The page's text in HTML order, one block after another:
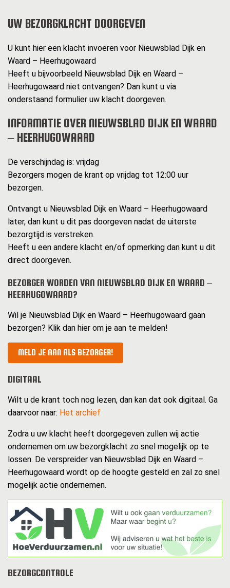
UW BEZORGKLACHT DOORGEVEN
U kunt hier een klacht invoeren voor Nieuwsblad Dijk en
Waard – Heerhugowaard
Heeft u bijvoorbeeld Nieuwsblad Dijk en Waard –
Heerhugowaard niet ontvangen? Dan kunt u via
onderstaand formulier uw klacht doorgeven.
INFORMATIE OVER NIEUWSBLAD DIJK EN WAARD
– HEERHUGOWAARD
De verschijndag is: vrijdag
Bezorgers mogen de krant op vrijdag tot 12:00 uur
bezorgen.
Ontvangt u Nieuwsblad Dijk en Waard – Heerhugowaard
later, dan kunt u dit pas doorgeven nadat de uiterste
bezorgtijd is verstreken.
Heeft u een andere klacht en/of opmerking dan kunt u dit
direct doorgeven.
BEZORGER WORDEN VAN NIEUWSBLAD DIJK EN WAARD –
HEERHUGOWAARD?
Wil je Nieuwsblad Dijk en Waard – Heerhugowaard gaan
bezorgen? Klik dan hier om je aan te melden!
MELD JE AAN ALS BEZORGER!
DIGITAAL
Wilt u de krant toch nog lezen, dan kan dat ook digitaal. Ga
daarvoor naar: Het archief
Zodra u uw klacht heeft doorgegeven zullen wij actie
ondernemen om uw bezorgklacht zo snel mogelijk op te
lossen. De verspreider van Nieuwsblad Dijk en Waard –
Heerhugowaard wordt op de hoogte gesteld en zal zo snel
mogelijk actie ondernemen.
BEZORGCONTROLE